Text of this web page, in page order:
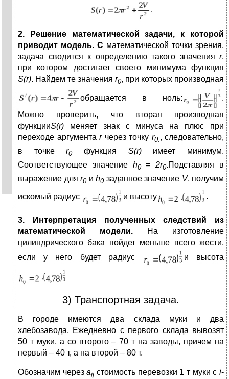
.
2. Решение математической задачи, к которой
приводит модель. С математической точки зрения,
задача сводится к определению такого значения r,
при котором достигает своего минимума функция
S(r). Найдем те значения r0, при которых производная
обращается в ноль:
.
Можно проверить, что вторая производная
функцииS(r) меняет знак с минуса на плюс при
переходе аргумента rчерез точку r0., следовательно,
в точкеr0функция S(r)имеет минимум.
Соответствующее значение h0= 2r0.Подставляя в
выражение для r0и h0заданное значение V, получим
искомый радиус
и высоту
3. Интерпретация полученных следствий из
математической модели. На изготовление
цилиндрического бака пойдет меньше всего жести,
если у него будет радиус
и высота
3) Транспортная задача.
В городе имеются два склада муки и два
хлебозавода. Ежедневно с первого склада вывозят
50 т муки, а со второго – 70 т на заводы, причем на
первый – 40 т, а на второй – 80 т.
Обозначим черезaij стоимость перевозки 1 т муки сi-